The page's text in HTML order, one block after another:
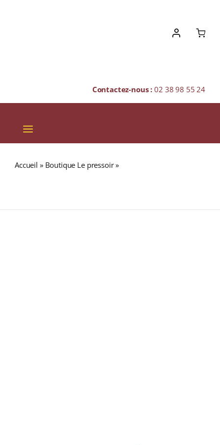
Contactez-nous :02 38 98 55 24
Toggle
Navigation
Accueil » Boutique Le pressoir»